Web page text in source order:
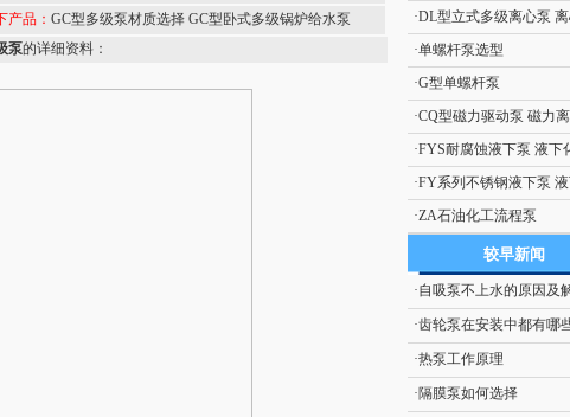
产品： GC型多级泵材质选择 GC型卧式多级锅炉给水泵
泵的详细资料：
·DL型立式多级离心泵 离心
·单螺杆泵选型
·G型单螺杆泵
·CQ型磁力驱动泵 磁力
·FYS耐腐蚀液下泵 液下
·FY系列不锈钢液下泵 液下
·ZA石油化工流程泵
较早新闻
·自吸泵不上水的原因及
·齿轮泵在安装中都有哪
·热泵工作原理
·隔膜泵如何选择